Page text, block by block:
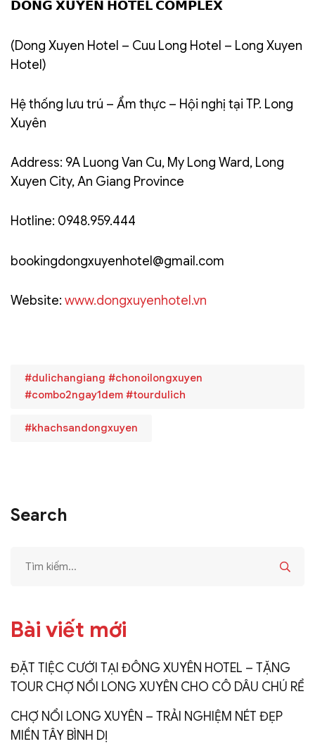
𝗗𝗢𝗡𝗚 𝗫𝗨𝗬𝗘𝗡 𝗛𝗢𝗧𝗘𝗟 𝗖𝗢𝗠𝗣𝗟𝗘𝗫
(Dong Xuyen Hotel – Cuu Long Hotel – Long Xuyen
Hotel)
Hệ thống lưu trú – Ẩm thực – Hội nghị tại TP. Long
Xuyên
Address: 9A Luong Van Cu, My Long Ward, Long
Xuyen City, An Giang Province
Hotline: 0948.959.444
bookingdongxuyenhotel@gmail.com
Website: www.dongxuyenhotel.vn
#dulichangiang #chonoilongxuyen
#combo2ngay1dem #tourdulich
#khachsandongxuyen
Search
Bài viết mới
ĐẶT TIỆC CƯỚI TẠI ĐÔNG XUYÊN HOTEL – TẶNG
TOUR CHỢ NỔI LONG XUYÊN CHO CÔ DÂU CHÚ RỂ
CHỢ NỔI LONG XUYÊN – TRẢI NGHIỆM NÉT ĐẸP
MIỀN TÂY BÌNH DỊ